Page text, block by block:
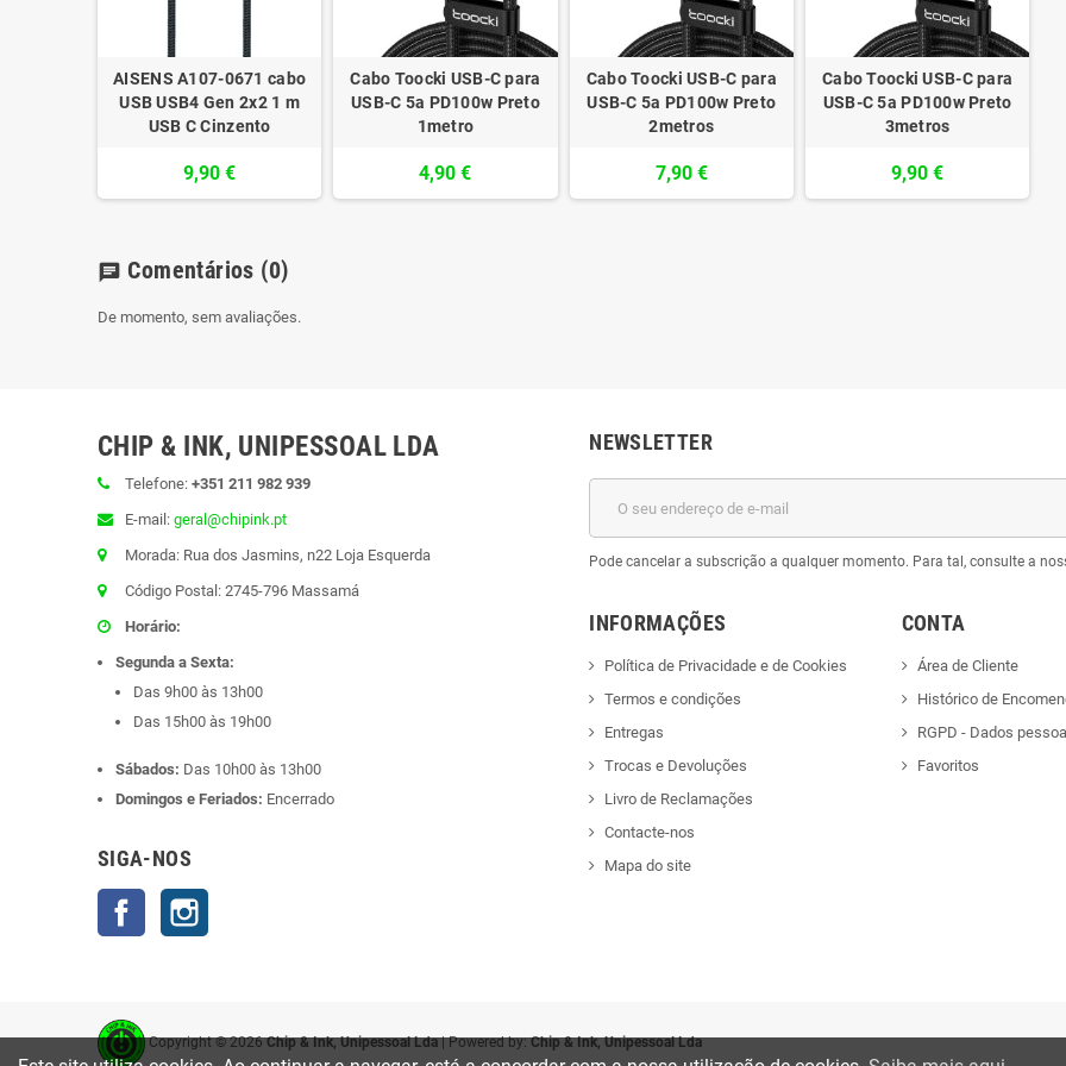
AISENS A107-0671 cabo
USB USB4 Gen 2x2 1 m
USB C Cinzento
9,90 €
Cabo Toocki USB-C para
USB-C 5a PD100w Preto
1metro
4,90 €
Cabo Toocki USB-C para
USB-C 5a PD100w Preto
2metros
7,90 €
Cabo Toocki USB-C para
USB-C 5a PD100w Preto
3metros
9,90 €
chat Comentários (0)
De momento, sem avaliações.
CHIP & INK, UNIPESSOAL LDA
Telefone: +351 211 982 939
E-mail: geral@chipink.pt
Morada: Rua dos Jasmins, n22 Loja Esquerda
Código Postal: 2745-796 Massamá
Horário:
Segunda a Sexta:
Das 9h00 às 13h00
Das 15h00 às 19h00
Sábados: Das 10h00 às 13h00
Domingos e Feriados: Encerrado
SIGA-NOS
Facebook
NEWSLETTER
Pode cancelar a subscrição a qualquer momento. Para tal, consulte a
INFORMAÇÕES
Política de Privacidade e de Cookies
Termos e condições
Entregas
Trocas e Devoluções
Livro de Reclamações
Contacte-nos
Mapa do site
CONTA
Área de Cliente
Histórico de
RGPD - Dados
Favoritos
Copyright ©2026 Chip & Ink, Unipessoal Lda| Powered by:Chip & Ink, Unipessoal Lda